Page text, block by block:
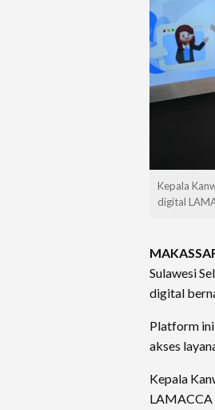
Kepala
digital
Sulawesi
digital
Platform
akses
Kepala
LAMACCA